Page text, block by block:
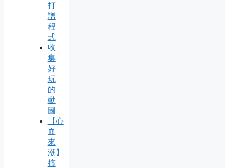
打
譜
程
式
收
集
好
玩
的
動
圖
【心
血
來
潮】
搞